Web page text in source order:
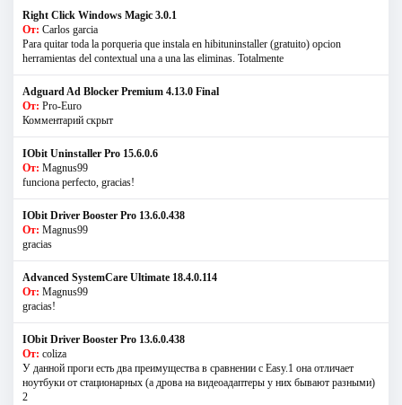
Right Click Windows Magic 3.0.1
От: Carlos garcia
Para quitar toda la porqueria que instala en hibituninstaller (gratuito) opcion
herramientas del contextual una a una las eliminas. Totalmente
Adguard Ad Blocker Premium 4.13.0 Final
От: Pro-Euro
Комментарий скрыт
IObit Uninstaller Pro 15.6.0.6
От: Magnus99
funciona perfecto, gracias!
IObit Driver Booster Pro 13.6.0.438
От: Magnus99
gracias
Advanced SystemCare Ultimate 18.4.0.114
От: Magnus99
gracias!
IObit Driver Booster Pro 13.6.0.438
От: coliza
У данной проги есть два преимущества в сравнении с Easy.1 она отличает
ноутбуки от стационарных (а дрова на видеоадаптеры у них бывают разными)
2